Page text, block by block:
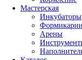
Мастерская
Инкубаторы
Формикарии
Арены